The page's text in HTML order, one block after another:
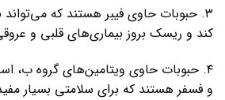
۳. حبوبات حاوی فیبر هستند که
کند و ریسک بروز بیماری‌های قلبی و
۴. حبوبات حاوی ویتامین‌های گروه ب،
و فسفر هستند که برای سلامتی بسیار